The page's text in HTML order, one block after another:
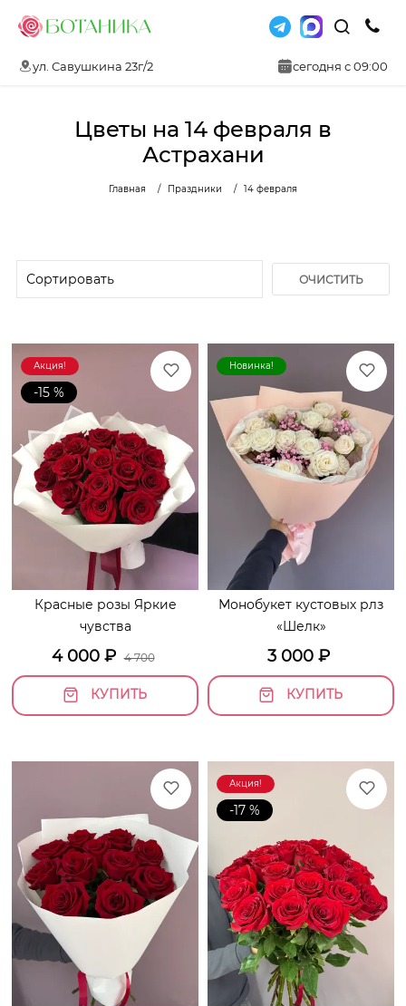
ул. Савушкина 23г/2 сегодня с 09:00
Цветы на 14 февраля в
Астрахани
Главная Праздники 14 февраля
ОЧИСТИТЬ
Акция!
-15 %
Красные розы Яркие
чувства
4 000₽ 4 700
КУПИТЬ
Новинка!
Монобукет кустовых рлз
«Шелк»
3 000 ₽
КУПИТЬ
Акция!
-17 %